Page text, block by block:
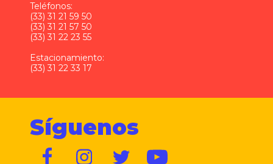
Teléfonos:
(33) 31 21 59 50
(33) 31 21 57 50
(33) 31 22 23 55
Estacionamiento:
(33) 31 22 33 17
Síguenos